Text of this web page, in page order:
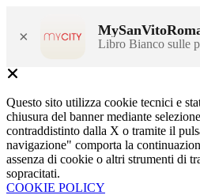
× Libro Bianco sulle
Questo sito utilizza cookie tecnici e
chiusura del banner mediante
contraddistinto dalla X o tramite il
navigazione" comporta la
assenza di cookie o altri strumenti di
sopracitati.
COOKIE POLICY